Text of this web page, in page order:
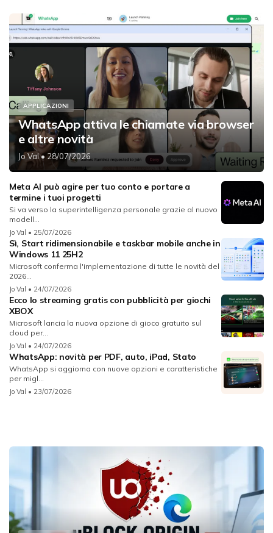
APPLICAZIONI
WhatsApp attiva le chiamate via browser
e altre novità
Jo Val• 28/07/2026
Meta AI può agire per tuo conto e portare a
termine i tuoi progetti
Si va verso la superintelligenza personale grazie al nuovo
modell...
Jo Val • 25/07/2026
Sì, Start ridimensionabile e taskbar mobile anche in
Windows 11 25H2
Microsoft conferma l'implementazione di tutte le novità del
2026...
Jo Val • 24/07/2026
Ecco lo streaming gratis con pubblicità per giochi
XBOX
Microsoft lancia la nuova opzione di gioco gratuito sul
cloud per...
Jo Val • 24/07/2026
WhatsApp: novità per PDF, auto, iPad, Stato
WhatsApp si aggiorna con nuove opzioni e caratteristiche
per migl...
Jo Val • 23/07/2026